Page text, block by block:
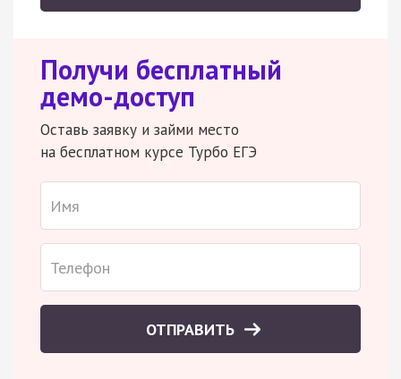
Получи бесплатный
демо-доступ
Оставь заявку и займи место
на бесплатном курсе Турбо ЕГЭ
ОТПРАВИТЬ